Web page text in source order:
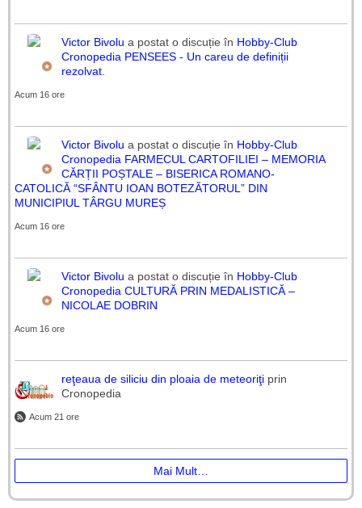
Victor Bivolu a postat o discuție în Hobby-Club
Cronopedia PENSEES - Un careu de definiții
rezolvat.
Acum 16 ore
Victor Bivolu a postat o discuție în Hobby-Club
Cronopedia FARMECUL CARTOFILIEI – MEMORIA
CĂRȚII POȘTALE – BISERICA ROMANO-
CATOLICĂ “SFÂNTU IOAN BOTEZĂTORUL” DIN
MUNICIPIUL TÂRGU MUREȘ
Acum 16 ore
Victor Bivolu a postat o discuție în Hobby-Club
Cronopedia CULTURĂ PRIN MEDALISTICĂ –
NICOLAE DOBRIN
Acum 16 ore
reţeaua de siliciu din ploaia de meteoriţi prin
Cronopedia
Acum 21 ore
Mai Mult…